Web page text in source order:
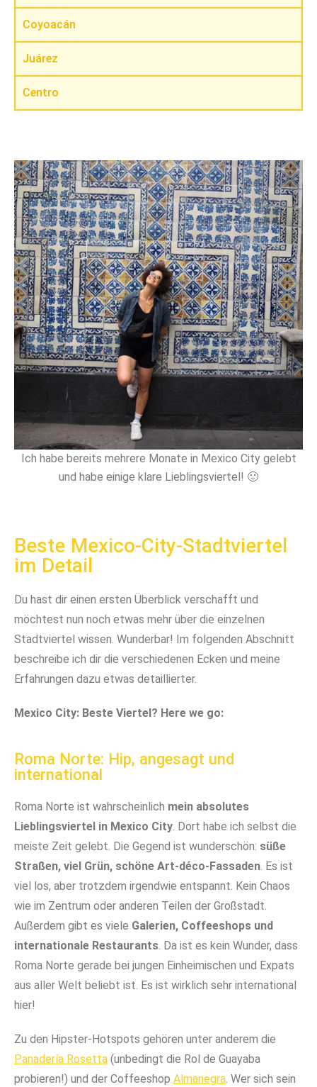
Coyoacán
Juárez
Centro
Ich habe bereits mehrere Monate in Mexico City gelebt
und habe einige klare Lieblingsviertel! 🙂
Beste Mexico-City-Stadtviertel
im Detail
Du hast dir einen ersten Überblick verschafft und
möchtest nun noch etwas mehr über die einzelnen
Stadtviertel wissen. Wunderbar! Im folgenden Abschnitt
beschreibe ich dir die verschiedenen Ecken und meine
Erfahrungen dazu etwas detaillierter.
Mexico City: Beste Viertel? Here we go:
Roma Norte: Hip, angesagt und
international
Roma Norte ist wahrscheinlich mein absolutes
Lieblingsviertel in Mexico City. Dort habe ich selbst die
meiste Zeit gelebt. Die Gegend ist wunderschön: süße
Straßen, viel Grün, schöne Art-déco-Fassaden. Es ist
viel los, aber trotzdem irgendwie entspannt. Kein Chaos
wie im Zentrum oder anderen Teilen der Großstadt.
Außerdem gibt es viele Galerien, Coffeeshops und
internationale Restaurants. Da ist es kein Wunder, dass
Roma Norte gerade bei jungen Einheimischen und Expats
aus aller Welt beliebt ist. Es ist wirklich sehr international
hier!
Zu den Hipster-Hotspots gehören unter anderem die
Panadería Rosetta (unbedingt die Rol de Guayaba
probieren!) und der Coffeeshop Almanegra. Wer sich sein